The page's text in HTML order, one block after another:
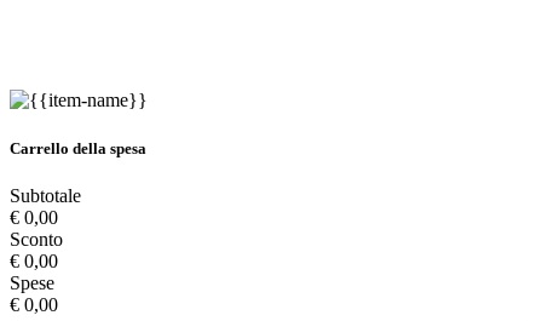
Carrello della spesa
Subtotale
€ 0,00
Sconto
€ 0,00
Spese
€ 0,00